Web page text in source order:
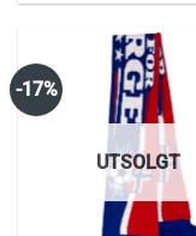
-17%
UTSOLGT